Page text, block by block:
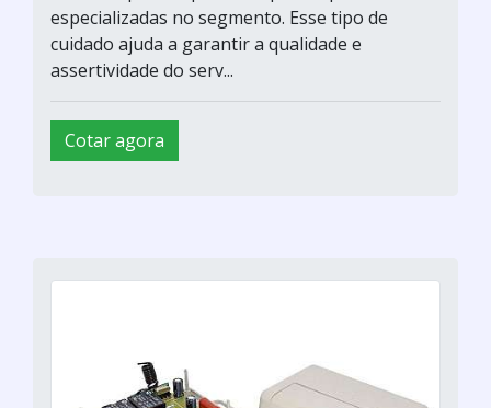
especializadas no segmento. Esse tipo de
cuidado ajuda a garantir a qualidade e
assertividade do serv...
Cotar agora